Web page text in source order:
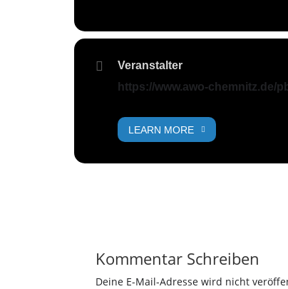
Veranstalter
https://www.awo-chemnitz.de/
LEARN MORE
Kommentar Schreiben
Deine E-Mail-Adresse wird nicht